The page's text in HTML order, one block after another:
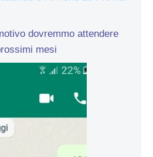
dovremmo attendere
mesi